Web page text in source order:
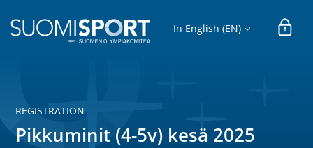
In English (EN)
REGISTRATION
Pikkuminit (4-5v) kesä 2025